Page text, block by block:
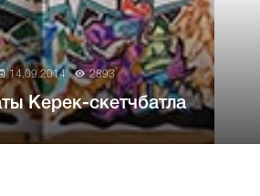
14.09.2014 2893
Керек-скетчбатла